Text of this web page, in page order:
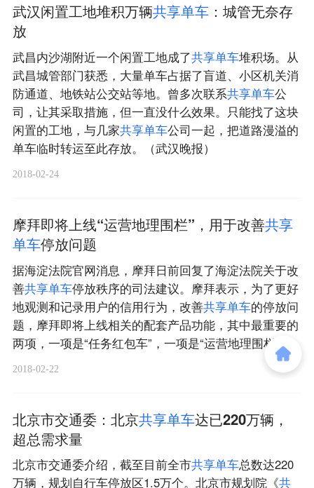
武汉闲置工地堆积万辆共享单车：城管无奈存
放
武昌内沙湖附近一个闲置工地成了共享单车堆积场。从
武昌城管部门获悉，大量单车占据了盲道、小区机关消
防通道、地铁站公交站等地。曾多次联系共享单车公
司，让其采取措施，但一直没什么效果。只能找了这块
闲置的工地，与几家共享单车公司一起，把道路漫溢的
单车临时转运至此存放。（武汉晚报）
2018-02-24
摩拜即将上线“运营地理围栏”，用于改善共享
单车停放问题
据海淀法院官网消息，摩拜日前回复了海淀法院关于改
善共享单车停放秩序的司法建议。摩拜表示，为了更好
地观测和记录用户的信用行为，改善共享单车的停放问
题，摩拜即将上线相关的配套产品功能，其中最重要的
两项，一项是“任务红包车”，一项是“运营地理围栏”。
2018-02-22
北京市交通委：北京共享单车达已220万辆，
超总需求量
北京市交通委介绍，截至目前全市共享单车总数达220
万辆，规划自行车停放区1.5万个。北京市规划院《共